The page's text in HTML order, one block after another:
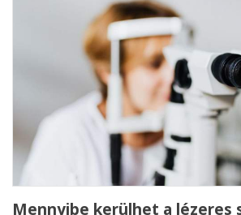
Mennyibe kerülhet a lézeres